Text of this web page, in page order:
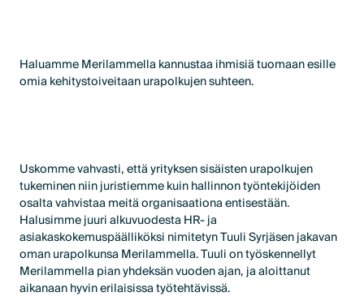
Haluamme Merilammella kannustaa ihmisiä tuomaan esille
omia kehitystoiveitaan urapolkujen suhteen.
Uskomme vahvasti, että yrityksen sisäisten urapolkujen
tukeminen niin juristiemme kuin hallinnon työntekijöiden
osalta vahvistaa meitä organisaationa entisestään.
Halusimme juuri alkuvuodesta HR- ja
asiakaskokemuspäälliköksi nimitetyn Tuuli Syrjäsen jakavan
oman urapolkunsa Merilammella. Tuuli on työskennellyt
Merilammella pian yhdeksän vuoden ajan, ja aloittanut
aikanaan hyvin erilaisissa työtehtävissä.